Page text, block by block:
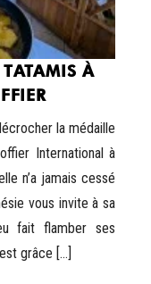
TATAMIS À
la médaille
International à
n’a jamais cessé
vous invite à sa
fait flamber ses
grâce […]